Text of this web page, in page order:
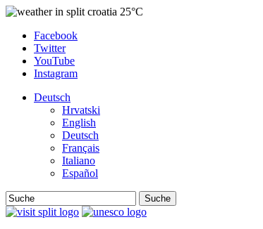
25°C
Facebook
Twitter
YouTube
Instagram
Deutsch
Hrvatski
English
Deutsch
Français
Italiano
Español
Suche